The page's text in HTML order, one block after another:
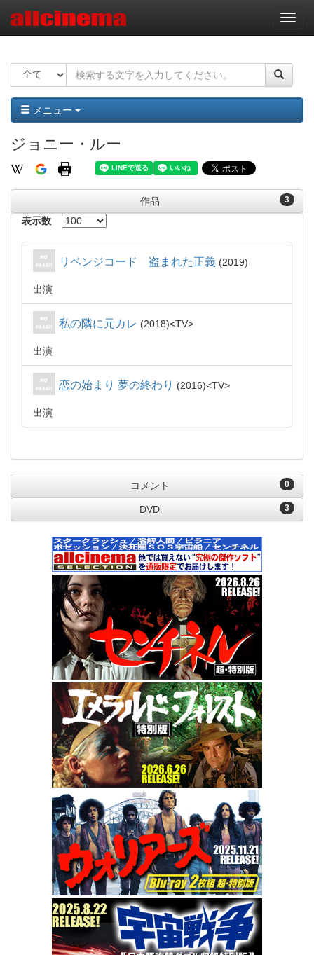
ナ
ビ
ー
ョ
ン
メニュー
ジョニー・ルー
3
作品
表示数
リベンジコード 盗まれた正義 2019
出演
私の隣に元カレ 2018 TV
出演
恋の始まり 夢の終わり 2016 TV
出演
0
コメント
3
DVD